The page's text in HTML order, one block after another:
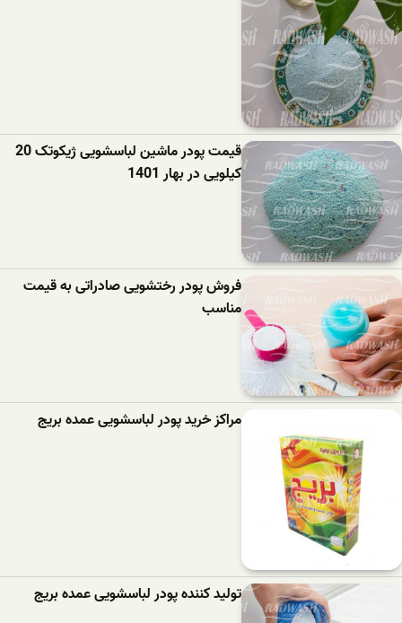
قیمت پودر ماشین لباسشویی ژیکوتک 20
کیلویی در بهار 1401
فروش پودر رختشویی صادراتی به قیمت
مناسب
مراکز خرید پودر لباسشویی عمده بریج
تولید کننده پودر لباسشویی عمده بریج